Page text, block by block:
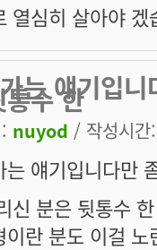
열심히 살아야 겠
는 얘기입
수 한
nuyod / 작성시
는 얘기입니다만
신 분은 뒷통수
이란 분도 이걸